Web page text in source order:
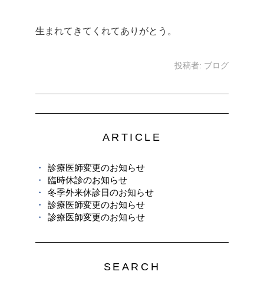
生まれてきてくれてありがとう。
投稿者: ブログ
ARTICLE
診療医師変更のお知らせ
臨時休診のお知らせ
冬季外来休診日のお知らせ
診療医師変更のお知らせ
診療医師変更のお知らせ
SEARCH